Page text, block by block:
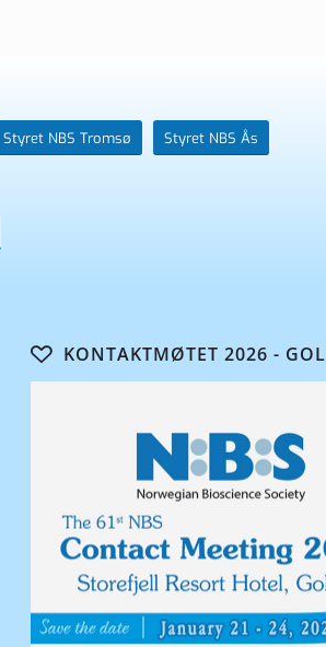
Styret NBS Tromsø Styret NBS Ås
KONTAKTMØTET 2026 - GOL